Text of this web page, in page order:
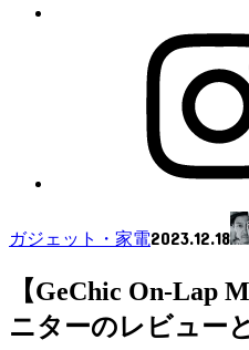
ガジェット・家電2023.12.18
【GeChic On-Lap
ニターのレビュー